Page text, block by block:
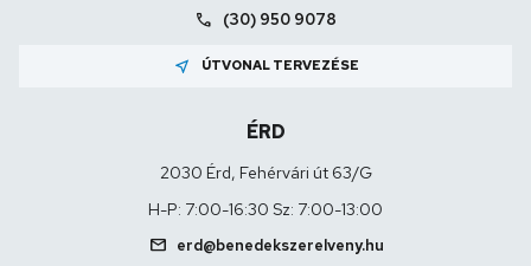
call (30) 950 9078
near_me ÚTVONAL TERVEZÉSE
ÉRD
2030 Érd, Fehérvári út 63/G
H-P: 7:00-16:30 Sz: 7:00-13:00
mail erd@benedekszerelveny.hu